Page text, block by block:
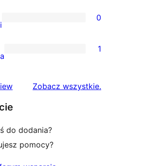
0
1
Zobacz wszystkierecenzje
.
do dodania?
pomocy?